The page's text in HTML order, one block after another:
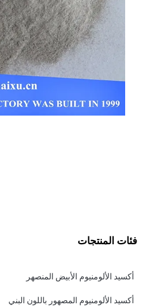
فئات المنتجات
أكسيد الألومنيوم الأبيض المنصهر
أكسيد الألومنيوم المصهور باللون البني